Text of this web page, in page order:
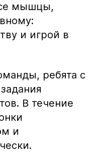
мышцы,
и игрой в
ребята с
В течение
и